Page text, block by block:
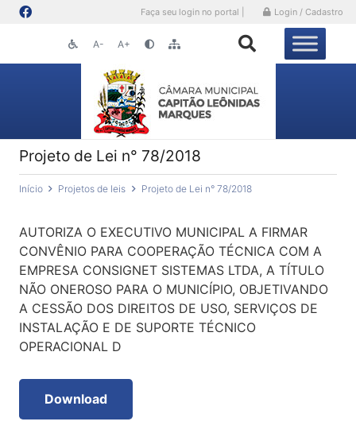
Faça seu login no portal | Login / Cadastro
A- A+
Projeto de Lei n° 78/2018
Início Projetos de leis Projeto de Lei n° 78/2018
AUTORIZA O EXECUTIVO MUNICIPAL A FIRMAR
CONVÊNIO PARA COOPERAÇÃO TÉCNICA COM A
EMPRESA CONSIGNET SISTEMAS LTDA, A TÍTULO
NÃO ONEROSO PARA O MUNICÍPIO, OBJETIVANDO
A CESSÃO DOS DIREITOS DE USO, SERVIÇOS DE
INSTALAÇÃO E DE SUPORTE TÉCNICO
OPERACIONAL D
Download